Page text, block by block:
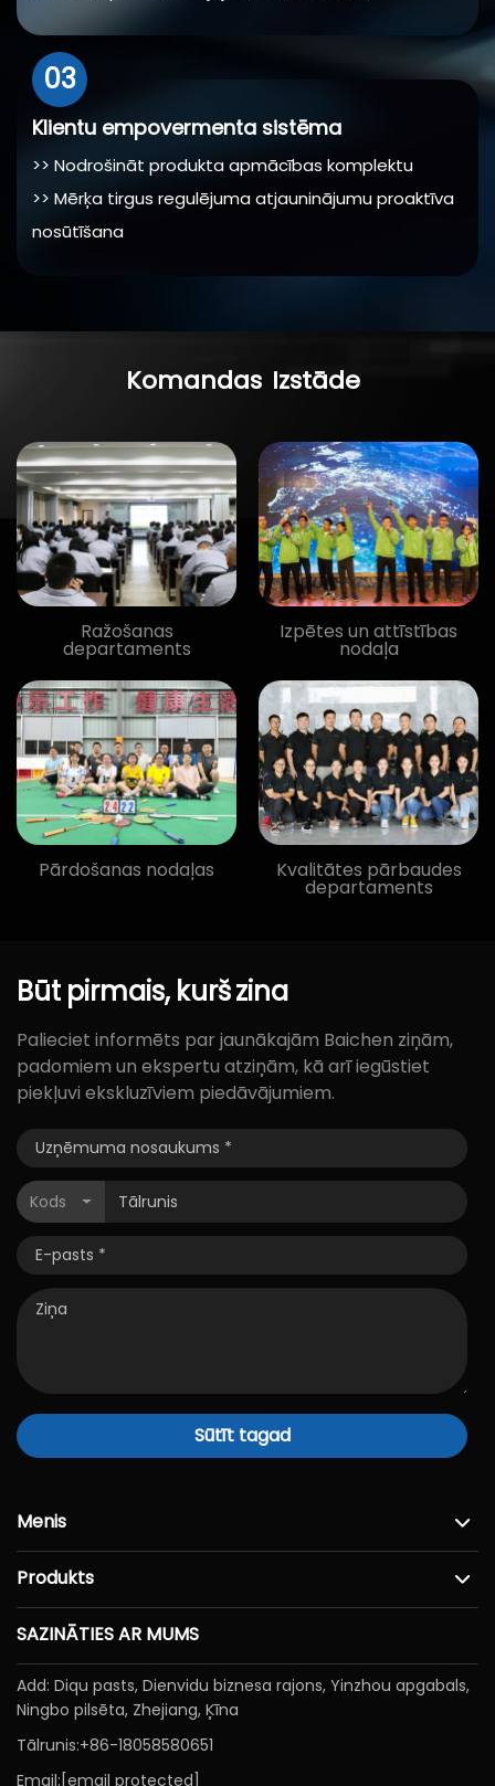
>> L3 lielas avārijas ≤ 72 stundas pielāgots risinājums
03
Klientu empovermenta sistēma
>> Nodrošināt produkta apmācības komplektu
>> Mērķa tirgus regulējuma atjauninājumu proaktīva
nosūtīšana
Komandas Izstāde
Ražošanas
departaments
Izpētes un attīstības
nodaļa
Pārdošanas nodaļas Kvalitātes pārbaudes
departaments
Būt pirmais, kuršzina
Palieciet informēts par jaunākajām Baichen ziņām,
padomiem un ekspertu atziņām, kā arī iegūstiet
piekļuvi ekskluzīviem piedāvājumiem.
Kods
Sūtīt tagad
Menis
Produkts
SAZINĀTIES AR MUMS
Add: Diqu pasts, Dienvidu biznesa rajons, Yinzhou apgabals,
Ningbo pilsēta, Zhejiang, Ķīna
Tālrunis:+86-18058580651
Email: [email protected]